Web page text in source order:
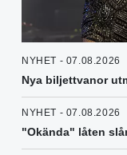
NYHET - 07.08.2026
Nya biljettvanor
NYHET - 07.08.2026
"Okända" låten